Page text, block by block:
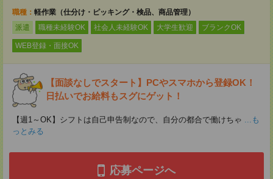
職種： 軽作業（仕分け・ピッキング・検品、商品管理）
派遣
職種未経験OK 社会人未経験OK 大学生歓迎 ブランクOK
WEB登録・面接OK
【面談なしでスタート】PCやスマホから登録OK！
日払いでお給料もスグにゲット！
【週1～OK】シフトは自己申告制なので、自分の都合で働けちゃ ...も
っとみる
応募ページへ